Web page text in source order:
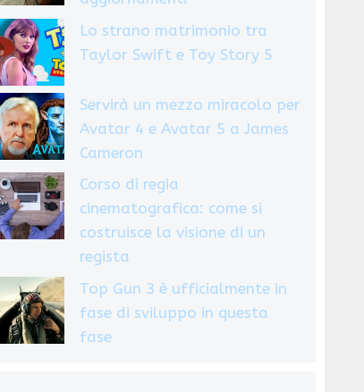
Lo strano matrimonio tra
Taylor Swift e Toy Story 5
Servirà un mezzo miracolo per
Avatar 4 e Avatar 5 a James
Cameron
Corso di regia
cinematografica: come si
costruisce la visione di un
regista
Top Gun 3 è ufficialmente in
fase di sviluppo in questa
fase